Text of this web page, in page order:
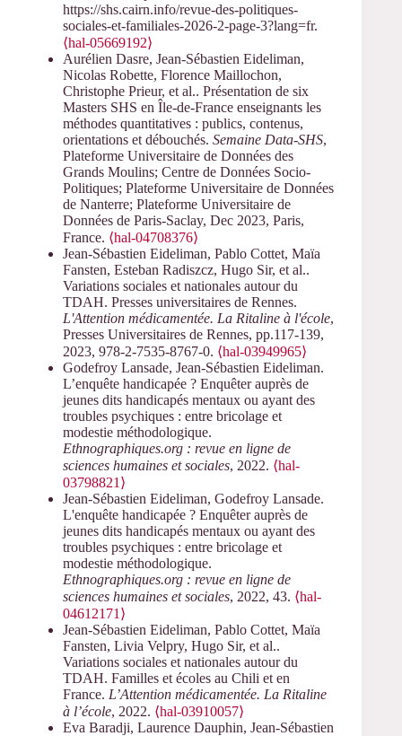
https://shs.cairn.info/revue-des-politiques-
sociales-et-familiales-2026-2-page-3?lang=fr.
⟨hal-05669192⟩
Aurélien Dasre, Jean-Sébastien Eideliman,
Nicolas Robette, Florence Maillochon,
Christophe Prieur, et al.. Présentation de six
Masters SHS en Île-de-France enseignants les
méthodes quantitatives : publics, contenus,
orientations et débouchés. Semaine Data-SHS,
Plateforme Universitaire de Données des
Grands Moulins; Centre de Données Socio-
Politiques; Plateforme Universitaire de Données
de Nanterre; Plateforme Universitaire de
Données de Paris-Saclay, Dec 2023, Paris,
France. ⟨hal-04708376⟩
Jean-Sébastien Eideliman, Pablo Cottet, Maïa
Fansten, Esteban Radiszcz, Hugo Sir, et al..
Variations sociales et nationales autour du
TDAH. Presses universitaires de Rennes.
L'Attention médicamentée. La Ritaline à l'école,
Presses Universitaires de Rennes, pp.117-139,
2023, 978-2-7535-8767-0. ⟨hal-03949965⟩
Godefroy Lansade, Jean-Sébastien Eideliman.
L’enquête handicapée ? Enquêter auprès de
jeunes dits handicapés mentaux ou ayant des
troubles psychiques : entre bricolage et
modestie méthodologique.
Ethnographiques.org : revue en ligne de
sciences humaines et sociales, 2022. ⟨hal-
03798821⟩
Jean-Sébastien Eideliman, Godefroy Lansade.
L'enquête handicapée ? Enquêter auprès de
jeunes dits handicapés mentaux ou ayant des
troubles psychiques : entre bricolage et
modestie méthodologique.
Ethnographiques.org : revue en ligne de
sciences humaines et sociales, 2022, 43. ⟨hal-
04612171⟩
Jean-Sébastien Eideliman, Pablo Cottet, Maïa
Fansten, Livia Velpry, Hugo Sir, et al..
Variations sociales et nationales autour du
TDAH. Familles et écoles au Chili et en
France. L’Attention médicamentée. La Ritaline
à l’école, 2022. ⟨hal-03910057⟩
Eva Baradji, Laurence Dauphin, Jean-Sébastien